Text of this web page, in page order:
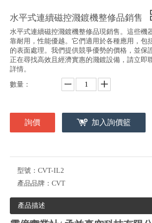
水平式連續磁控濺鍍機整修品銷售
水平式連續磁控濺鍍機整修品現銷售。這些機
靠耐用，性能優越。它們適用於各種應用，包
的表面處理。我們提供競爭優勢的價格，並保
正在尋找高效且經濟實惠的濺鍍設備，請立即
詳情。
數量：
詢價 加入詢價籃
型號： CVT-IL2
產品品牌： CVT
產品描述